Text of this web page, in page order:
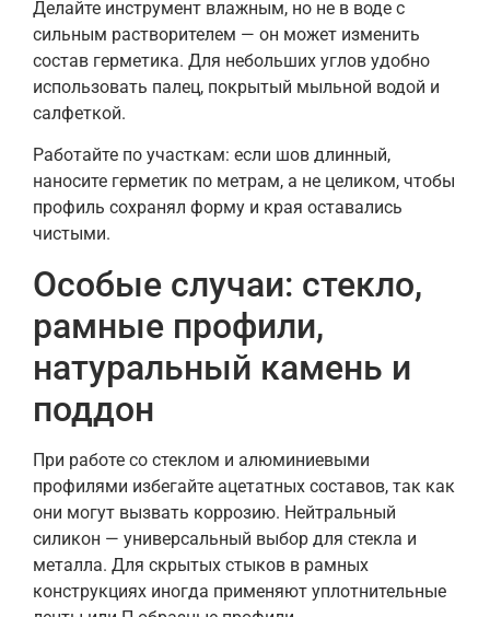
Делайте инструмент влажным, но не в воде с
сильным растворителем — он может изменить
состав герметика. Для небольших углов удобно
использовать палец, покрытый мыльной водой и
салфеткой.
Работайте по участкам: если шов длинный,
наносите герметик по метрам, а не целиком, чтобы
профиль сохранял форму и края оставались
чистыми.
Особые случаи: стекло,
рамные профили,
натуральный камень и
поддон
При работе со стеклом и алюминиевыми
профилями избегайте ацетатных составов, так как
они могут вызвать коррозию. Нейтральный
силикон — универсальный выбор для стекла и
металла. Для скрытых стыков в рамных
конструкциях иногда применяют уплотнительные